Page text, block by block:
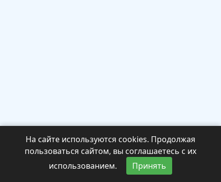
На сайте используются cookies. Продолжая
пользоваться сайтом, вы соглашаетесь с их
использованием.
Принять